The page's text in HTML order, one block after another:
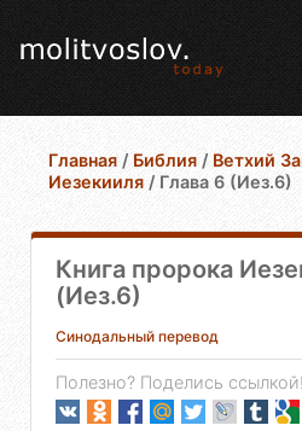
Главная / Библия / Ветхий
Иезекииля / Глава 6 (Иез.6)
Книга пророка
(Иез.6)
Синодальный перевод
Полезно? Поделись ссылкой!